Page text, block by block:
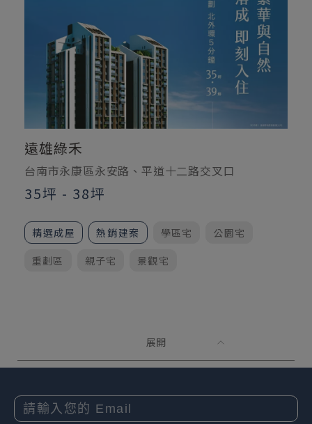
遠雄綠禾
台南市永康區永安路、平道十二路交叉口
35坪 - 38坪
精選成屋 熱銷建案 學區宅
公園宅
重劃區
親子宅 景觀宅
展開